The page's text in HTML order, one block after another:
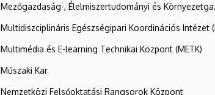
Mezőgazdaság-, Élelmiszertudományi és
Multidiszciplináris Egészségipari Koordinációs Intézet
Multimédia és E-learning Technikai Központ (METK)
Műszaki Kar
Nemzetközi Felsőoktatási Rangsorok Központ